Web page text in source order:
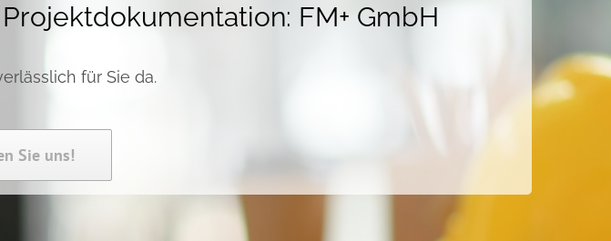
FM+ GmbH
für Sie da.
Sie uns!